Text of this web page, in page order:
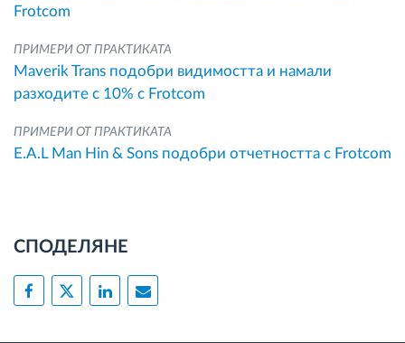
Frotcom
ПРИМЕРИ ОТ ПРАКТИКАТА
Maverik Trans подобри видимостта и намали
разходите с 10% с Frotcom
ПРИМЕРИ ОТ ПРАКТИКАТА
E.A.L Man Hin & Sons подобри отчетността с Frotcom
СПОДЕЛЯНЕ